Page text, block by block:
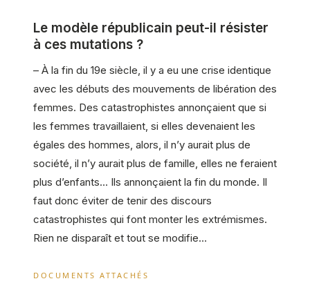
Le modèle républicain peut-il résister
à ces mutations ?
– À la fin du 19e siècle, il y a eu une crise identique
avec les débuts des mouvements de libération des
femmes. Des catastrophistes annonçaient que si
les femmes travaillaient, si elles devenaient les
égales des hommes, alors, il n’y aurait plus de
société, il n’y aurait plus de famille, elles ne feraient
plus d’enfants… Ils annonçaient la fin du monde. Il
faut donc éviter de tenir des discours
catastrophistes qui font monter les extrémismes.
Rien ne disparaît et tout se modifie…
DOCUMENTS ATTACHÉS